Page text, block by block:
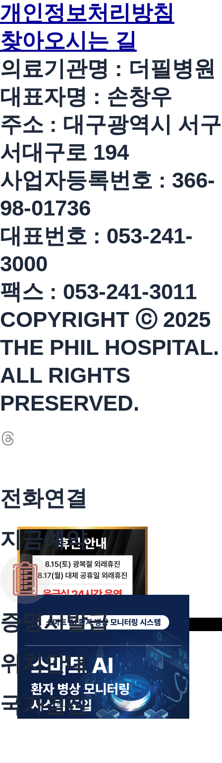
전화연결
지금예약
증명서발급
위치안내
국가검진
개인정보처리방침
찾아오시는 길
의료기관명 : 더필병원
대표자명 : 손창우
주소 : 대구광역시 서구
서대구로 194
사업자등록번호 : 366-
98-01736
대표번호 : 053-241-
3000
팩스 : 053-241-3011
COPYRIGHT ⓒ 2025
THE PHIL HOSPITAL.
ALL RIGHTS
PRESERVED.
오늘 하루 보지 않음